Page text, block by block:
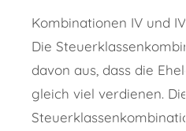
Kombinationen IV und IV
Die
davon aus, dass die
gleich viel verdienen. Die